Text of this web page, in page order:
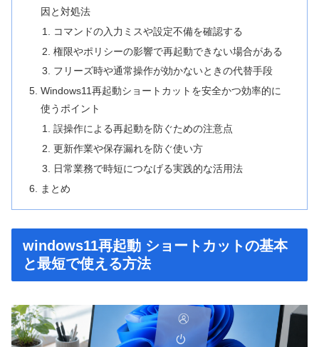
因と対処法
コマンドの入力ミスや設定不備を確認する
権限やポリシーの影響で再起動できない場合がある
フリーズ時や通常操作が効かないときの代替手段
Windows11再起動ショートカットを安全かつ効率的に
使うポイント
誤操作による再起動を防ぐための注意点
更新作業や保存漏れを防ぐ使い方
日常業務で時短につなげる実践的な活用法
まとめ
windows11再起動 ショートカットの基本
と最短で使える方法